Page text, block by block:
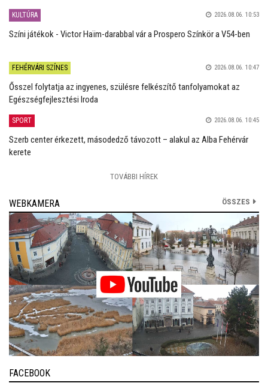
KULTÚRA 2026.08.06. 10:53
Színi játékok - Victor Haïm-darabbal vár a Prospero Színkör a V54-ben
FEHÉRVÁRI SZÍNES 2026.08.06. 10:47
Ősszel folytatja az ingyenes, szülésre felkészítő tanfolyamokat az
Egészségfejlesztési Iroda
SPORT 2026.08.06. 10:45
Szerb center érkezett, másodedző távozott – alakul az Alba Fehérvár
kerete
TOVÁBBI HÍREK
WEBKAMERA ÖSSZES
FACEBOOK